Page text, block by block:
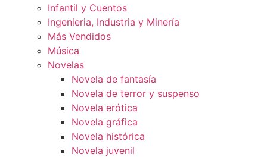
Infantil y Cuentos
Ingenieria, Industria y Minería
Más Vendidos
Música
Novelas
Novela de fantasía
Novela de terror y suspenso
Novela erótica
Novela gráfica
Novela histórica
Novela juvenil